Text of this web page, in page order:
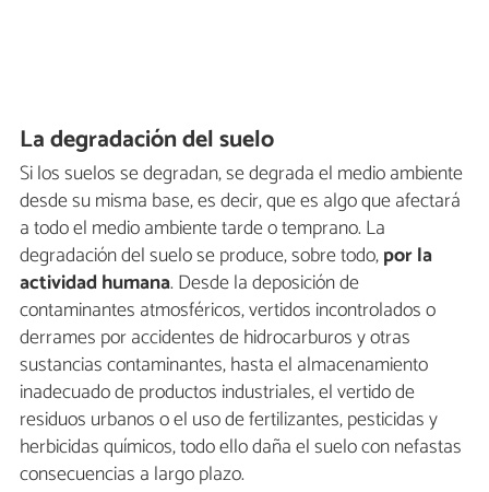
La degradación del suelo
Si los suelos se degradan, se degrada el medio ambiente
desde su misma base, es decir, que es algo que afectará
a todo el medio ambiente tarde o temprano. La
degradación del suelo se produce, sobre todo,por la
actividad humana. Desde la deposición de
contaminantes atmosféricos, vertidos incontrolados o
derrames por accidentes de hidrocarburos y otras
sustancias contaminantes, hasta el almacenamiento
inadecuado de productos industriales, el vertido de
residuos urbanos o el uso de fertilizantes, pesticidas y
herbicidas químicos, todo ello daña el suelo con nefastas
consecuencias a largo plazo.